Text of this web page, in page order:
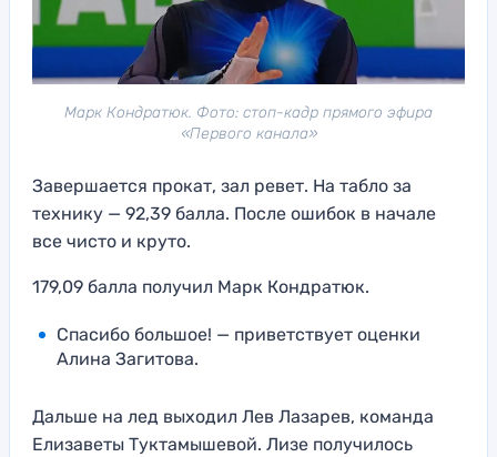
Марк Кондратюк. Фото: стоп-кадр прямого эфира
«Первого канала»
Завершается прокат, зал ревет. На табло за
технику — 92,39 балла. После ошибок в начале
все чисто и круто.
179,09 балла получил Марк Кондратюк.
Спасибо большое! — приветствует оценки
Алина Загитова.
Дальше на лед выходил Лев Лазарев, команда
Елизаветы Туктамышевой. Лизе получилось